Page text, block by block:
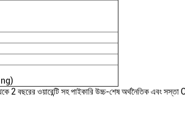
2 বছরের ওয়ারেন্টি সহ পাইকারি উচ্চ-শেষ অর্থনৈতিক